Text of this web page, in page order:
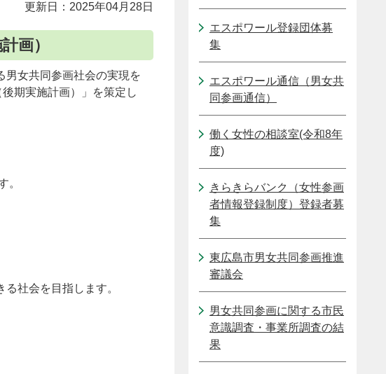
更新日：2025年04月28日
画）
男女共同参画社会の実現を
期実施計画）」を策定し
。
社会を目指します。
エスポワール登録団体募
集
エスポワール通信（男女共
同参画通信）
働く女性の相談室(令和8年
度)
きらきらバンク（女性参画
者情報登録制度）登録者募
集
東広島市男女共同参画推進
審議会
男女共同参画に関する市民
意識調査・事業所調査の結
果